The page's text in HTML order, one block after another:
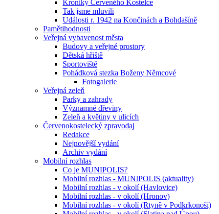
Kroniky Červeného Kostelce
Tak jsme mluvili
Události r. 1942 na Končinách a Bohdašíně
Pamětihodnosti
Veřejná vybavenost města
Budovy a veřejné prostory
Dětská hřiště
Sportoviště
Pohádková stezka Boženy Němcové
Fotogalerie
Veřejná zeleň
Parky a zahrady
Významné dřeviny
Zeleň a květiny v ulicích
Červenokostelecký zpravodaj
Redakce
Nejnovější vydání
Archiv vydání
Mobilní rozhlas
Co je MUNIPOLIS?
Mobilní rozhlas - MUNIPOLIS (aktuality)
Mobilní rozhlas - v okolí (Havlovice)
Mobilní rozhlas - v okolí (Hronov)
Mobilní rozhlas - v okolí (Rtyně v Podkrkonoší)